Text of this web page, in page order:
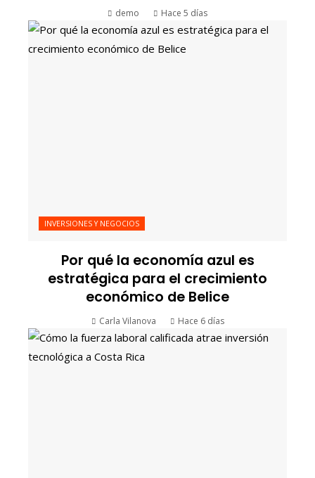
demo Hace 5 días
INVERSIONES Y NEGOCIOS
Por qué la economía azul es
estratégica para el crecimiento
económico de Belice
Carla Vilanova Hace 6 días